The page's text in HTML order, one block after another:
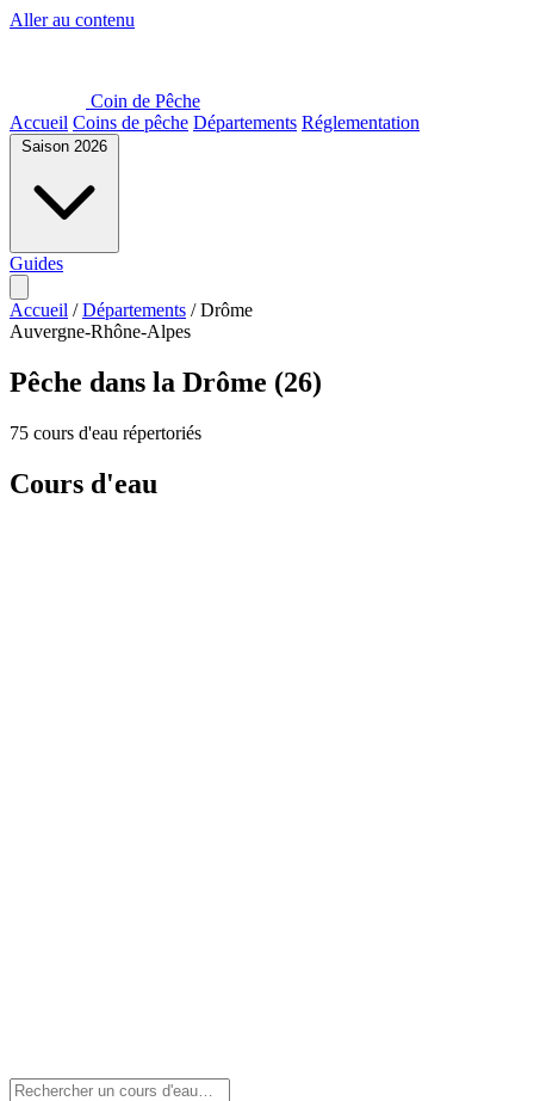
Aller au contenu
Coin de Pêche
Accueil Coins de pêche Départements Réglementation
Saison 2026
Guides
Accueil / Départements / Drôme
Auvergne-Rhône-Alpes
Pêche dans la Drôme (26)
75 cours d'eau répertoriés
Cours d'eau